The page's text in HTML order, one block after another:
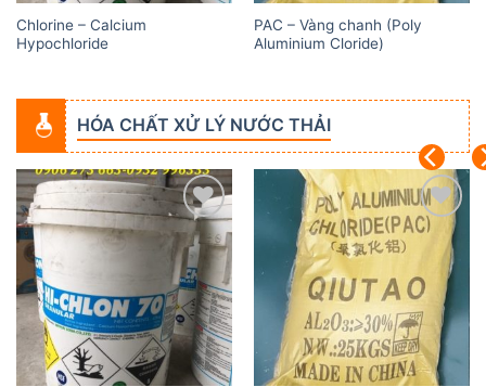
Chlorine – Calcium
Hypochloride
PAC – Vàng chanh (Poly
Aluminium Cloride)
HÓA CHẤT XỬ LÝ NƯỚC THẢI
Add to
wishlist
Add to
wishlist